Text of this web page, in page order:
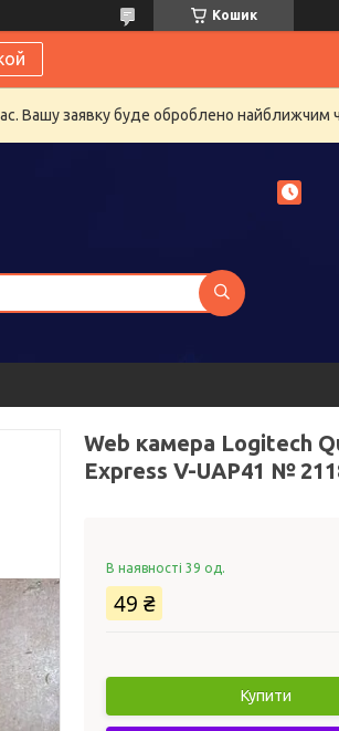
Кошик
Вашу заявку буде оброблено найближчим
Web камера Logitech
Express V-UAP41 №
В наявності 39 од.
49 ₴
Купити